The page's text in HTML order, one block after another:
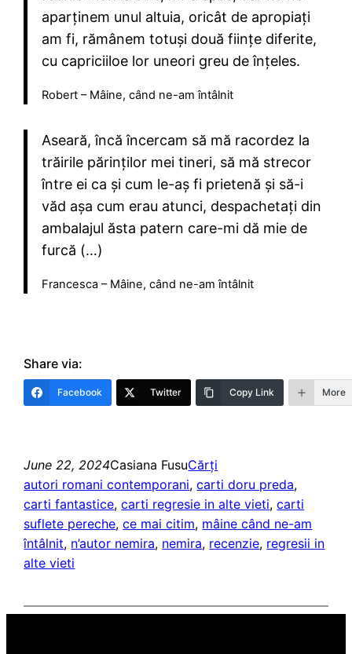
aparținem unul altuia, oricât de apropiați
am fi, rămânem totuși două ființe diferite,
cu capriciiloe lor uneori greu de înțeles.
Robert – Mâine, când ne-am întâlnit
Aseară, încă încercam să mă racordez la
trăirile părinților mei tineri, să mă strecor
între ei ca și cum le-aș fi prietenă și să-i
văd așa cum erau atunci, despachetați din
ambalajul ăsta patern care-mi dă mie de
furcă (…)
Francesca – Mâine, când ne-am întâlnit
Share via:
Facebook Twitter Copy Link More
June 22, 2024Casiana FusuCărți
autori romani contemporani, carti doru preda
carti fantastice, carti regresie in alte vieti, carti
suflete pereche, ce mai citim, mâine când ne-am
întâlnit, n’autor nemira, nemira, recenzie, regresii in
alte vieti